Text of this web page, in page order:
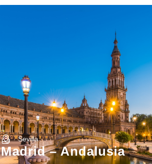
Sevilla
Madrid – Andalusia